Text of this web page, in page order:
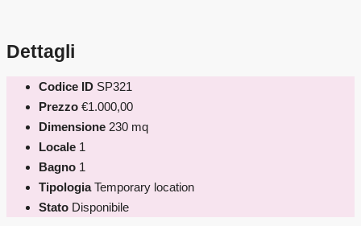
Dettagli
Codice ID SP321
Prezzo €1.000,00
Dimensione 230 mq
Locale 1
Bagno 1
Tipologia Temporary location
Stato Disponibile